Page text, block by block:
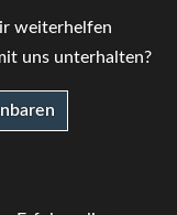
weiterhelfen
uns unterhalten?